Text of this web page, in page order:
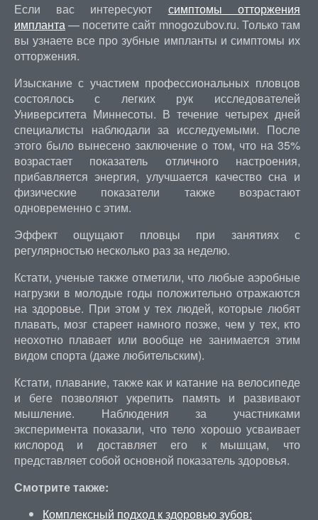
Если вас интересуют симптомы отторжения
импланта— посетите сайт mnogozubov.ru. Только там
вы узнаете все про зубные импланты и симптомы их
отторжения.
Изыскание с участием профессиональных пловцов
состоялось с легких рук исследователей
Университета Миннесоты. В течение четырех дней
специалисты наблюдали за исследуемыми. После
этого было вынесено заключение о том, что на 35%
возрастает показатель отличного настроения,
прибавляется энергия, улучшается качество сна и
физические показатели также возрастают
одновременно с этим.
Эффект ощущают пловцы при занятиях с
регулярностью несколько раз за неделю.
Кстати, ученые также отметили, что любые аэробные
нагрузки в молодые годы положительно отражаются
на здоровье. При этом у тех людей, которые любят
плавать, мозг стареет намного позже, чем у тех, кто
неохотно плавает или вообще не занимается этим
видом спорта (даже любительским).
Кстати, плавание, также как и катание на велосипеде
и беге позволяют укрепить память и развивают
мышление. Наблюдения за участниками
эксперимента показали, что тело хорошо усваивает
кислород и доставляет его к мышцам, что
представляет собой основной показатель здоровья.
Смотрите также:
Комплексный подход к здоровью зубов: